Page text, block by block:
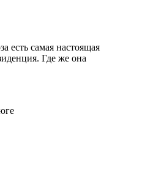
есть самая настоящая
Где же она